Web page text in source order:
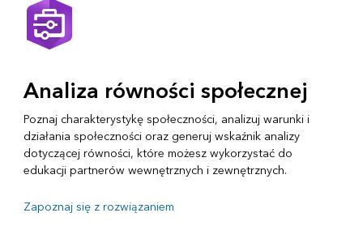
Analiza równości społecznej
Poznaj charakterystykę społeczności, analizuj warunki i
działania społeczności oraz generuj wskaźnik analizy
dotyczącej równości, które możesz wykorzystać do
edukacji partnerów wewnętrznych i zewnętrznych.
Zapoznaj się z rozwiązaniem